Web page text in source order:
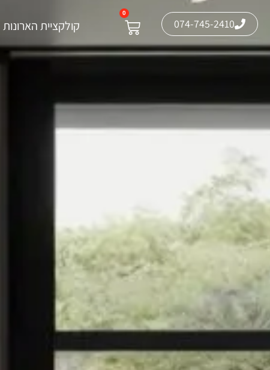
074-745-2410
0
קולקציית הארונות